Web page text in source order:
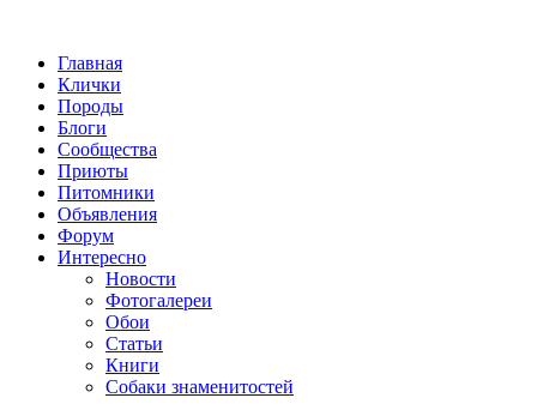
Главная
Клички
Породы
Блоги
Сообщества
Приюты
Питомники
Объявления
Форум
Интересно
Новости
Фотогалереи
Обои
Статьи
Книги
Собаки знаменитостей